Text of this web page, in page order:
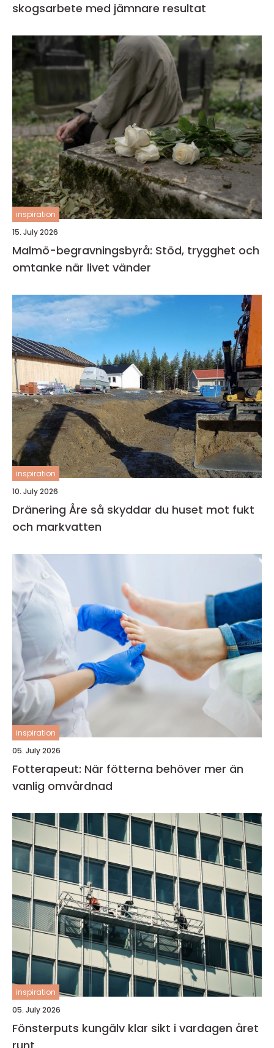
skogsarbete med jämnare resultat
inspiration
15. July 2026
Malmö-begravningsbyrå: Stöd, trygghet och
omtanke när livet vänder
inspiration
10. July 2026
Dränering Åre så skyddar du huset mot fukt
och markvatten
inspiration
05. July 2026
Fotterapeut: När fötterna behöver mer än
vanlig omvårdnad
inspiration
05. July 2026
Fönsterputs kungälv klar sikt i vardagen året